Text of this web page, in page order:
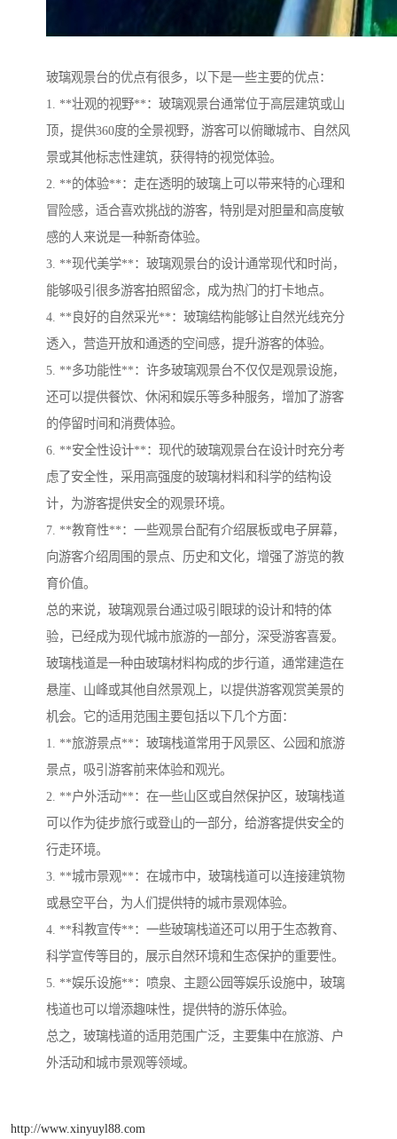
玻璃观景台的优点有很多，以下是一些主要的优点：
1. **壮观的视野**：玻璃观景台通常位于高层建筑或山
顶，提供360度的全景视野，游客可以俯瞰城市、自然风
景或其他标志性建筑，获得特的视觉体验。
2. **的体验**：走在透明的玻璃上可以带来特的心理和
冒险感，适合喜欢挑战的游客，特别是对胆量和高度敏
感的人来说是一种新奇体验。
3. **现代美学**：玻璃观景台的设计通常现代和时尚，
能够吸引很多游客拍照留念，成为热门的打卡地点。
4. **良好的自然采光**：玻璃结构能够让自然光线充分
透入，营造开放和通透的空间感，提升游客的体验。
5. **多功能性**：许多玻璃观景台不仅仅是观景设施，
还可以提供餐饮、休闲和娱乐等多种服务，增加了游客
的停留时间和消费体验。
6. **安全性设计**：现代的玻璃观景台在设计时充分考
虑了安全性，采用高强度的玻璃材料和科学的结构设
计，为游客提供安全的观景环境。
7. **教育性**：一些观景台配有介绍展板或电子屏幕，
向游客介绍周围的景点、历史和文化，增强了游览的教
育价值。
总的来说，玻璃观景台通过吸引眼球的设计和特的体
验，已经成为现代城市旅游的一部分，深受游客喜爱。
玻璃栈道是一种由玻璃材料构成的步行道，通常建造在
悬崖、山峰或其他自然景观上，以提供游客观赏美景的
机会。它的适用范围主要包括以下几个方面：
1. **旅游景点**：玻璃栈道常用于风景区、公园和旅游
景点，吸引游客前来体验和观光。
2. **户外活动**：在一些山区或自然保护区，玻璃栈道
可以作为徒步旅行或登山的一部分，给游客提供安全的
行走环境。
3. **城市景观**：在城市中，玻璃栈道可以连接建筑物
或悬空平台，为人们提供特的城市景观体验。
4. **科教宣传**：一些玻璃栈道还可以用于生态教育、
科学宣传等目的，展示自然环境和生态保护的重要性。
5. **娱乐设施**：喷泉、主题公园等娱乐设施中，玻璃
栈道也可以增添趣味性，提供特的游乐体验。
总之，玻璃栈道的适用范围广泛，主要集中在旅游、户
外活动和城市景观等领域。
http://www.xinyuyl88.com